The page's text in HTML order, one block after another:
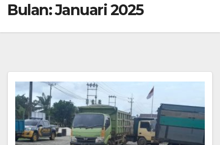
Bulan:Januari 2025